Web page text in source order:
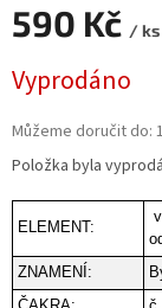
590 Kč / ks
cena:
Vyprodáno
Můžeme doručit do:
Položka byla
ELEMENT:
ZNAMENÍ: